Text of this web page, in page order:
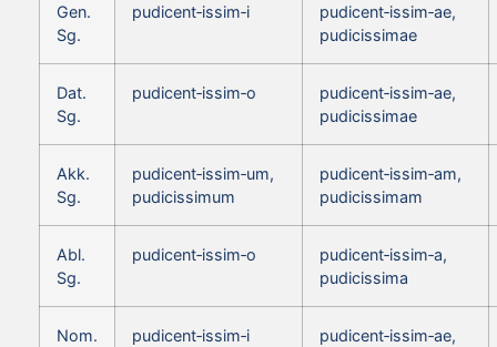
Gen.
Sg.
pudicent‑issim‑i
pudicent‑issim‑ae,
pudicissimae
Dat.
Sg.
pudicent‑issim‑o
pudicent‑issim‑ae,
pudicissimae
Akk.
Sg.
pudicent‑issim‑um,
pudicissimum
pudicent‑issim‑am,
pudicissimam
Abl.
Sg.
pudicent‑issim‑o
pudicent‑issim‑a,
pudicissima
Nom.
pudicent‑issim‑i
pudicent‑issim‑ae,